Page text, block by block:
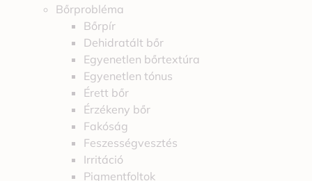
Bőrprobléma
Bőrpír
Dehidratált bőr
Egyenetlen bőrtextúra
Egyenetlen tónus
Érett bőr
Érzékeny bőr
Fakóság
Feszességvesztés
Irritáció
Pigmentfoltok